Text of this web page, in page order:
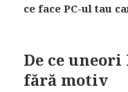
ce face PC-ul tau
De ce
fără motiv